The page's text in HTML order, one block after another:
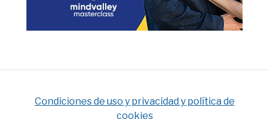
Condiciones de uso y privacidad y política de
cookies